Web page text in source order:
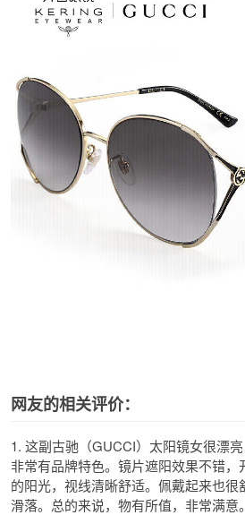
网友的相关评价：
1. 这副古驰（GUCCI）太阳镜女很漂
非常有品牌特色。镜片遮阳效果不错，
的阳光，视线清晰舒适。佩戴起来也
滑落。总的来说，物有所值，非常满意。